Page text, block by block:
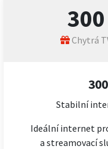
300
Chytrá
Stabilní
Ideální internet
a streamovací